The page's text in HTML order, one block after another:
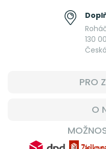
130
PRO
O